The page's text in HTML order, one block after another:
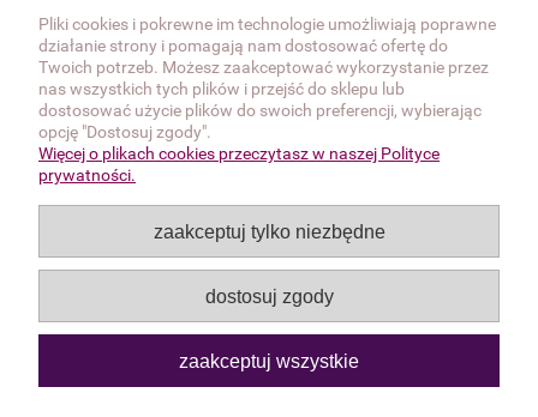
OBSŁUGA KLIENTA
INFORMACJE
Po Kokardę | ul. Tamka 16/U5, 00-349 Warszawa |
sklep@pokokarde.pl| tel: +48794 564 777
NIP: 5212838213 | REGON: 141894554
Pliki cookies i pokrewne im technologie umożliwiają poprawne
działanie strony i pomagają nam dostosować ofertę do
Twoich potrzeb. Możesz zaakceptować wykorzystanie przez
nas wszystkich tych plików i przejść do sklepu lub
dostosować użycie plików do swoich preferencji, wybierając
opcję "Dostosuj zgody".
Więcej o plikach cookies przeczytasz w naszej Polityce
prywatności.
zaakceptuj tylko niezbędne
dostosuj zgody
zaakceptuj wszystkie